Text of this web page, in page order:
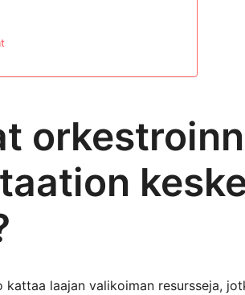
kattaa laajan valikoiman resursseja,